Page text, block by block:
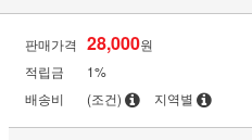
판매가격 28,000원
적립금
1%
배송비
(조건) 지역별